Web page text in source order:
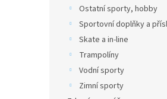
Ostatní sporty, hobby
Sportovní doplňky a
Skate a in-line
Trampolíny
Vodní sporty
Zimní sporty